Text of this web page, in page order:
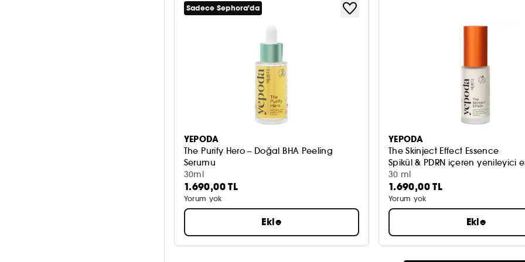
Sadece Sephora'da
YEPODA
The Purify Hero – Doğal BHA Peeling
Serumu
30ml
1.690,00 TL
Yorum yok
Ekle
YEPODA
The Skinject Effect Essence
Spikül & PDRN içeren yenileyici
30 ml
1.690,00 TL
Yorum yok
Ekle